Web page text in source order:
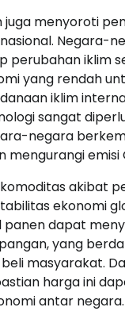
juga menyoroti
Negara-
perubahan iklim
yang rendah
iklim
sangat
negara
mengurangi emisi
akibat
ekonomi
panen dapat
yang
masyarakat.
harga ini
antar negara.